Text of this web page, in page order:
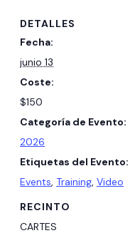
DETALLES
Fecha:
junio 13
Coste:
$150
Categoría de Evento:
2026
Etiquetas del Evento:
Events, Training, Video
RECINTO
CARTES